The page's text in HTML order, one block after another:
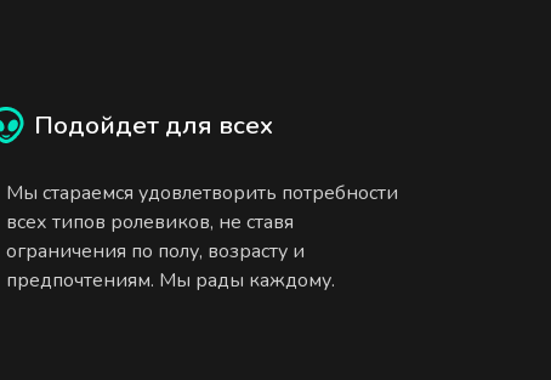
Подойдет для всех
Мы стараемся удовлетворить потребности
всех типов ролевиков, не ставя
ограничения по полу, возрасту и
предпочтениям. Мы рады каждому.